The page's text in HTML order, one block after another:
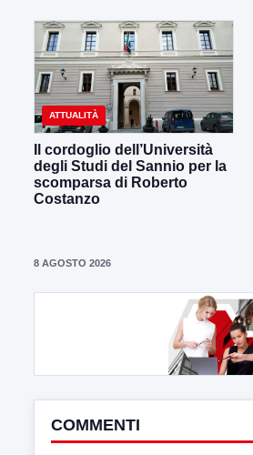
ATTUALITÀ
Il cordoglio dell’Università
degli Studi del Sannio per la
scomparsa di Roberto
Costanzo
8 AGOSTO 2026
COMMENTI